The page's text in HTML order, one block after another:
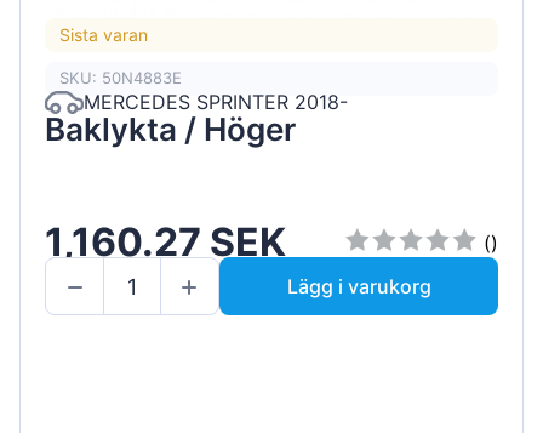
Sista varan
SKU: 50N4883E
MERCEDES SPRINTER 2018-
Baklykta / Höger
1,160.27 SEK
()
Lägg i varukorg